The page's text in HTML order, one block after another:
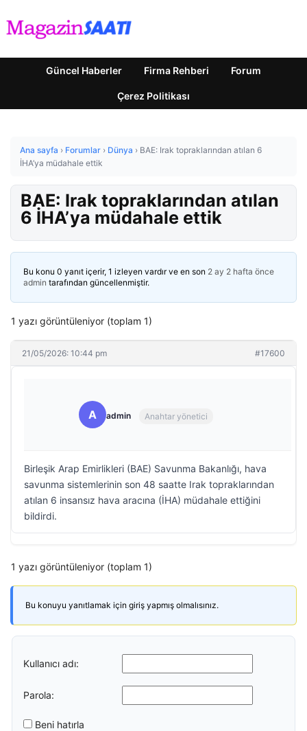
Güncel Haberler Firma Rehberi Forum
Çerez Politikası
Ana sayfa › Forumlar › Dünya › BAE: Irak topraklarından atılan 6
İHA’ya müdahale ettik
BAE: Irak topraklarından atılan
6 İHA’ya müdahale ettik
Bu konu 0 yanıt içerir, 1 izleyen vardır ve en son 2 ay 2 hafta önce
admin tarafından güncellenmiştir.
1 yazı görüntüleniyor (toplam 1)
21/05/2026: 10:44 pm #17600
A admin Anahtar yönetici
Birleşik Arap Emirlikleri (BAE) Savunma Bakanlığı, hava
savunma sistemlerinin son 48 saatte Irak topraklarından
atılan 6 insansız hava aracına (İHA) müdahale ettiğini
bildirdi.
1 yazı görüntüleniyor (toplam 1)
Bu konuyu yanıtlamak için giriş yapmış olmalısınız.
Kullanıcı adı:
Parola:
Beni hatırla